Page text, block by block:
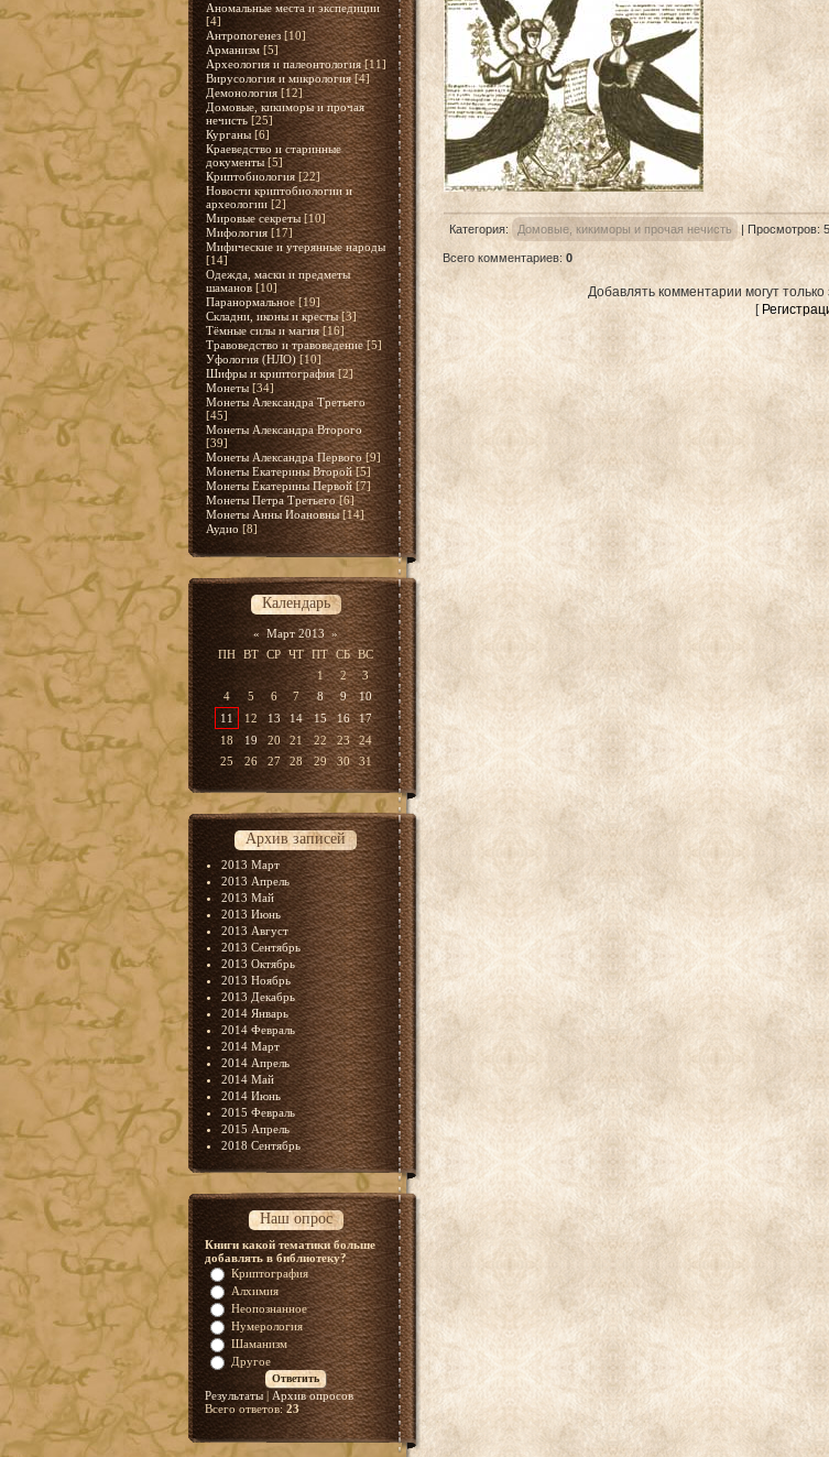
Аномальные места и экспедиции
[4]
Антропогенез [10]
Арманизм [5]
Археология и палеонтология [11]
Вирусология и микрология [4]
Демонология [12]
Домовые, кикиморы и прочая
нечисть [25]
Курганы [6]
Краеведство и старинные
документы [5]
Криптобиология [22]
Новости криптобиологии и
археологии [2]
Мировые секреты [10]
Мифология [17]
Мифические и утерянные народы
[14]
Одежда, маски и предметы
шаманов [10]
Паранормальное [19]
Складни, иконы и кресты [3]
Тёмные силы и магия [16]
Травоведство и травоведение [5]
Уфология (НЛО) [10]
Шифры и криптография [2]
Монеты [34]
Монеты Александра Третьего
[45]
Монеты Александра Второго
[39]
Монеты Александра Первого [9]
Монеты Екатерины Второй [5]
Монеты Екатерины Первой [7]
Монеты Петра Третьего [6]
Монеты Анны Иоановны [14]
Аудио [8]
Календарь
« Март 2013 »
ПН ВТ СР ЧТ ПТ СБ ВС
1
2
3
4
5 6 7 8 9
10
11
12 13 14 15 16
17
18
19 20 21 22 23
24
25
26 27 28 29 30 31
Архив записей
2013 Март
2013 Апрель
2013 Май
2013 Июнь
2013 Август
2013 Сентябрь
2013 Октябрь
2013 Ноябрь
2013 Декабрь
2014 Январь
2014 Февраль
2014 Март
2014 Апрель
2014 Май
2014 Июнь
2015 Февраль
2015 Апрель
2018 Сентябрь
Наш опрос
Книги какой тематики больше
добавлять в библиотеку?
Криптография
Алхимия
Неопознанное
Нумерология
Шаманизм
Другое
Результаты| Архив опросов
Всего ответов:23
Категория: Домовые, кикиморы и прочая нечисть | Просмотров:
Всего комментариев: 0
Добавлять комментарии могут
[